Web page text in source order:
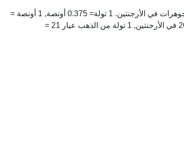
تولة عيار 21 وحده لوزن الذهب المستخدم في صناعة المجوهرات في الأرجنتين. 1 تولة= 0.375 أونصة, 1 أونصة =
2.6666666666667 تولة. اليوم, الأربعاء 05 أغسطس 2026 في الأرجنتين, 1 تولة من الذهب عيار 21 =